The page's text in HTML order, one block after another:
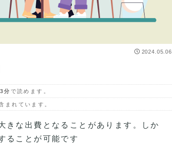
2024.05.06
分 で読めます。
まれています。
きな出費となることがあります。しか
ることが可能です